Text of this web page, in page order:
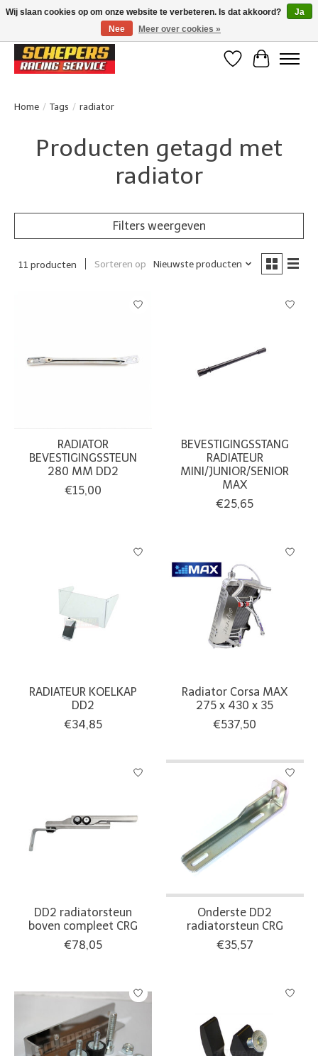
Klanten beoordelen ons met een 4,8/5 op Google reviews
Verlanglijst
Home / Tags / radiator
Producten getagd met
radiator
Filters weergeven
11 producten Sorteren op Nieuwste producten
RADIATOR
BEVESTIGINGSSTEUN
280 MM DD2
€15,00
BEVESTIGINGSSTANG
RADIATEUR
MINI/JUNIOR/SENIOR
MAX
€25,65
RADIATEUR KOELKAP
DD2
€34,85
Radiator Corsa MAX
275 x 430 x 35
€537,50
DD2 radiatorsteun
boven compleet CRG
€78,05
Onderste DD2
radiatorsteun CRG
€35,57
Wij slaan cookies op om onze website te verbeteren. Is dat akkoord?
Ja
Nee
Meer over cookies »